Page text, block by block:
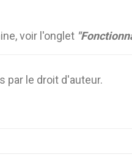
voir l'onglet
par le droit d'auteur.